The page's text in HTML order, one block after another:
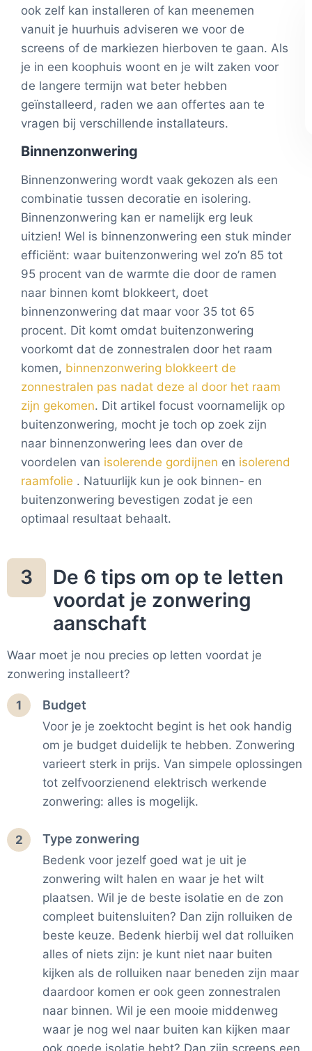
ook zelf kan installeren of kan meenemen
vanuit je huurhuis adviseren we voor de
screens of de markiezen hierboven te gaan. Als
je in een koophuis woont en je wilt zaken voor
de langere termijn wat beter hebben
geïnstalleerd, raden we aan offertes aan te
vragen bij verschillende installateurs.
Binnenzonwering
Binnenzonwering wordt vaak gekozen als een
combinatie tussen decoratie en isolering.
Binnenzonwering kan er namelijk erg leuk
uitzien! Wel is binnenzonwering een stuk minder
efficiënt: waar buitenzonwering wel zo’n 85 tot
95 procent van de warmte die door de ramen
naar binnen komt blokkeert, doet
binnenzonwering dat maar voor 35 tot 65
procent. Dit komt omdat buitenzonwering
voorkomt dat de zonnestralen door het raam
komen, binnenzonwering blokkeert de
zonnestralen pas nadat deze al door het raam
zijn gekomen. Dit artikel focust voornamelijk op
buitenzonwering, mocht je toch op zoek zijn
naar binnenzonwering lees dan over de
voordelen van isolerende gordijnen en isolerend
raamfolie . Natuurlijk kun je ook binnen- en
buitenzonwering bevestigen zodat je een
optimaal resultaat behaalt.
3
De 6 tips om op te letten
voordat je zonwering
aanschaft
Waar moet je nou precies op letten voordat je
zonwering installeert?
1 Budget
Voor je je zoektocht begint is het ook handig
om je budget duidelijk te hebben. Zonwering
varieert sterk in prijs. Van simpele oplossingen
tot zelfvoorzienend elektrisch werkende
zonwering: alles is mogelijk.
2 Type zonwering
Bedenk voor jezelf goed wat je uit je
zonwering wilt halen en waar je het wilt
plaatsen. Wil je de beste isolatie en de zon
compleet buitensluiten? Dan zijn rolluiken de
beste keuze. Bedenk hierbij wel dat rolluiken
alles of niets zijn: je kunt niet naar buiten
kijken als de rolluiken naar beneden zijn maar
daardoor komen er ook geen zonnestralen
naar binnen. Wil je een mooie middenweg
waar je nog wel naar buiten kan kijken maar